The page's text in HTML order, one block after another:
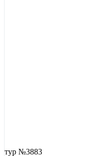
тур №3883